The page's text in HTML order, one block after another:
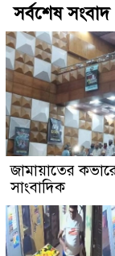
সর্বশেষ সংবাদ
জামায়াতের
সাংবাদিক